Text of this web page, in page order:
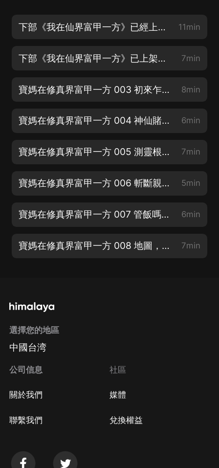
下部《我在仙界富甲一方》已經上架，點擊寐尹頭像，進入主頁，大輪番橫圖點進去 11min
下部《我在仙界富甲一方》已上架，百集更，點擊寐尹頭像，進入主頁，大輪番橫圖點進去 7min
寶媽在修真界富甲一方 003 初來乍到，先取錢財，立世之本（參演：墨千臨 8min
寶媽在修真界富甲一方 004 神仙賭局（雲天河，聽書評論10元紅包，曬時長參與有獎 6min
寶媽在修真界富甲一方 005 測靈根（雲天河，領10元紅包，每集訂閱+評論+轉發 7min
寶媽在修真界富甲一方 006 斬斷親緣嗎，不能夠，陪讀吧（雲天河，曬時長88元大獎等你 5min
寶媽在修真界富甲一方 007 管飯嗎嗎（雲天河，領10元紅包，每集訂閱+評論+轉發 6min
寶媽在修真界富甲一方 008 地圖，衣服，立志賺靈石（雲天河，每集訂閱+評論+轉發 7min
選擇您的地區
中國台湾
公司信息
關於我們
聯繫我們
社區
媒體
兌換權益